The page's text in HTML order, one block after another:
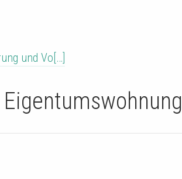
und Vo[…]